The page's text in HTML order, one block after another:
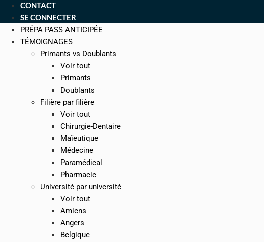
CONTACT
SE CONNECTER
PRÉPA PASS ANTICIPÉE
TÉMOIGNAGES
Primants vs Doublants
Voir tout
Primants
Doublants
Filière par filière
Voir tout
Chirurgie-Dentaire
Maïeutique
Médecine
Paramédical
Pharmacie
Université par université
Voir tout
Amiens
Angers
Belgique